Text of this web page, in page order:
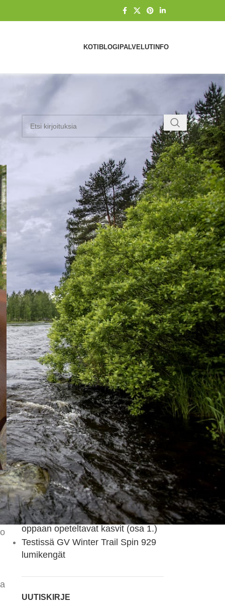
KOTI BLOGI PALVELUT INFO
UUSIMMAT KIRJOITUKSET
Majoitu taivasalla – Testissä
Nordisk Gormsson Curve
makuupussi ja monikäyttöinen
Jorund Tech Bivy
Testissä Meindl Dovre Extreme
GTX® wide vaellus- ja
metsästyskengät
Kasvio valokuvin – erä- ja luonto-
oppaan opeteltavat kasvit (osa 2.)
Metson soitimella
Suursiikaa arktisten tunturivesien
kevätjäiltä
Arvioitavana legendaarinen
Fjällräven Polar makuupussi
Testissä uudistunut Haglöfs L.I.M
GTX-kuoritakki
Devold Tuvegga Sport Air –
kaksipuolinen merinovillakerrasto
monipuoliseen käyttöön
Kasvio valokuvin – erä -ja luonto-
oppaan opeteltavat kasvit (osa 1.)
Testissä GV Winter Trail Spin 929
lumikengät
UUTISKIRJE